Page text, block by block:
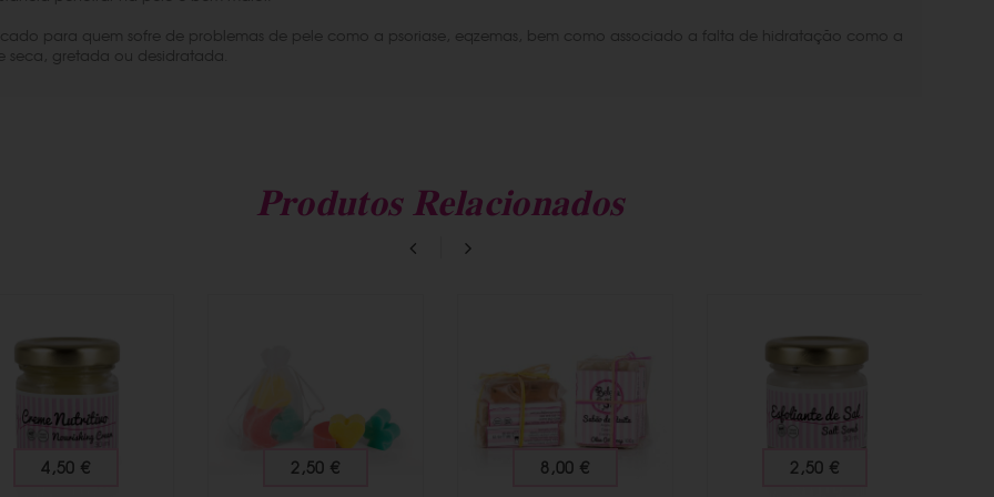
para quem sofre de problemas de pele como a psoriase, eqzemas, bem como associado a falta de hidratação como a
seca, gretada ou desidratada.
Produtos Relacionados
4,50 € 2,50 € 8,00 € 2,50 €